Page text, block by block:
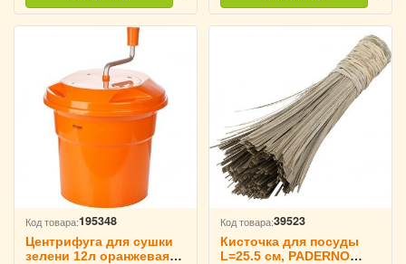
Код товара:195348
Центрифуга для сушки
зелени 12л оранжевая
Код товара:39523
Кисточка для посуды
L=25.5 см, PADERNO